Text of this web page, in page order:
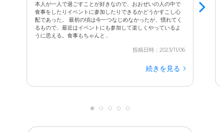
本人が一人で過ごすことが好きなので、おおぜいの人の中で
食事をしたりイベントに参加したりできるかどうかすこし心
配であった。 最初の頃は今一つなじめなかったが、慣れてく
るもので、最近はイベントにも参加して楽しくやっているよ
うに思える。食事もちゃんと...
投稿日時：2023/11/06
続きを見る